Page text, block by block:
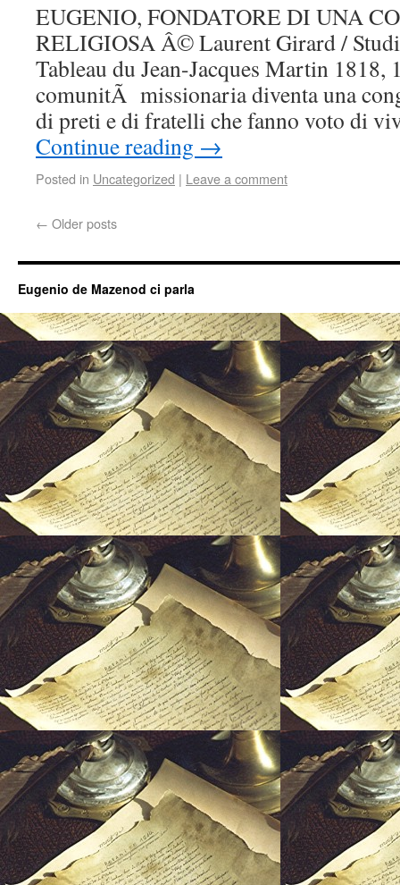
EUGENIO, FONDATORE DI UNA
RELIGIOSA Â© Laurent Girard /
Tableau du Jean-Jacques Martin 1818,
comunitÃ missionaria diventa una
di preti e di fratelli che fanno voto di
Continue reading →
Posted in Uncategorized | Leave a comment
← Older posts
Eugenio de Mazenod ci parla